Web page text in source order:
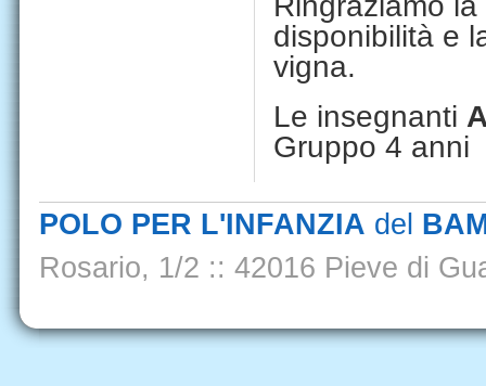
disponibilità e
vigna.
Le insegnanti
Gruppo 4 anni
POLO PER L'INFANZIA del
Rosario, 1/2 :: 42016 Pieve di